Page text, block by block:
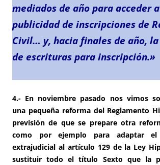
mediados de año para acceder
publicidad de inscripciones de
Civil… y, hacia finales de año,
de escrituras para inscripción.»
4.- En noviembre pasado nos vimos
una pequeña reforma del Reglamento
previsión de que se prepare otra
como por ejemplo para adaptar el
extrajudicial al artículo 129 de la Ley
sustituir todo el título Sexto que la